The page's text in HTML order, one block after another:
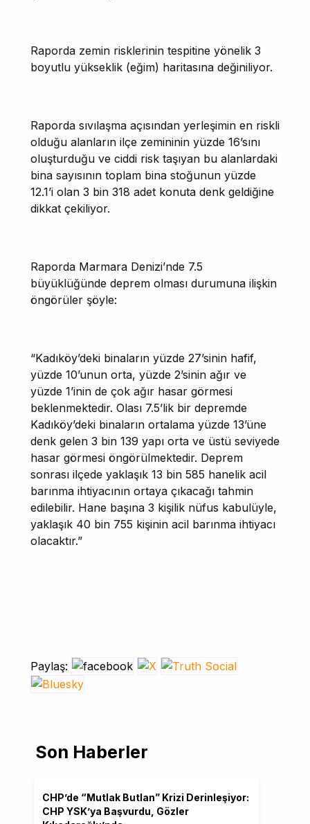
Raporda zemin risklerinin tespitine yönelik 3
boyutlu yükseklik (eğim) haritasına değiniliyor.
Raporda sıvılaşma açısından yerleşimin en riskli
olduğu alanların ilçe zemininin yüzde 16’sını
oluşturduğu ve ciddi risk taşıyan bu alanlardaki
bina sayısının toplam bina stoğunun yüzde
12.1’i olan 3 bin 318 adet konuta denk geldiğine
dikkat çekiliyor.
Raporda Marmara Denizi’nde 7.5
büyüklüğünde deprem olması durumuna ilişkin
öngörüler şöyle:
“Kadıköy’deki binaların yüzde 27’sinin hafif,
yüzde 10’unun orta, yüzde 2’sinin ağır ve
yüzde 1’inin de çok ağır hasar görmesi
beklenmektedir. Olası 7.5’lik bir depremde
Kadıköy’deki binaların ortalama yüzde 13’üne
denk gelen 3 bin 139 yapı orta ve üstü seviyede
hasar görmesi öngörülmektedir. Deprem
sonrası ilçede yaklaşık 13 bin 585 hanelik acil
barınma ihtiyacının ortaya çıkacağı tahmin
edilebilir. Hane başına 3 kişilik nüfus kabulüyle,
yaklaşık 40 bin 755 kişinin acil barınma ihtiyacı
olacaktır.”
Paylaş:
Son Haberler
CHP’de “Mutlak Butlan” Krizi Derinleşiyor:
CHP YSK’ya Başvurdu, Gözler